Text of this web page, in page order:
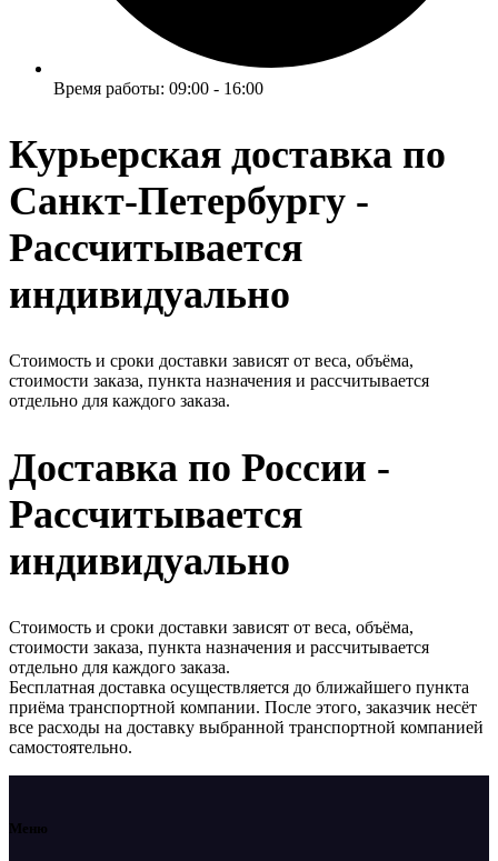
Время работы: 09:00 - 16:00
Курьерская доставка по
Санкт-Петербургу -
Рассчитывается
индивидуально
Стоимость и сроки доставки зависят от веса, объёма,
стоимости заказа, пункта назначения и рассчитывается
отдельно для каждого заказа.
Доставка по России -
Рассчитывается
индивидуально
Стоимость и сроки доставки зависят от веса, объёма,
стоимости заказа, пункта назначения и рассчитывается
отдельно для каждого заказа.
Бесплатная доставка осуществляется до ближайшего пункта
приёма транспортной компании. После этого, заказчик несёт
все расходы на доставку выбранной транспортной компанией
самостоятельно.
Меню